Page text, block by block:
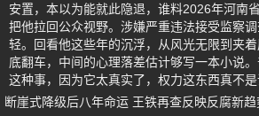
安置，本以为能就此隐退，谁料2026年河南
把他拉回公众视野。涉嫌严重违法接受监察
轻。回看他这些年的沉浮，从风光无限到夹
底翻车，中间的心理落差估计够写一本小说
这种事，因为它太真实了，权力这东西真不是
断崖式降级后八年命运 王铁再查反映反腐新趋